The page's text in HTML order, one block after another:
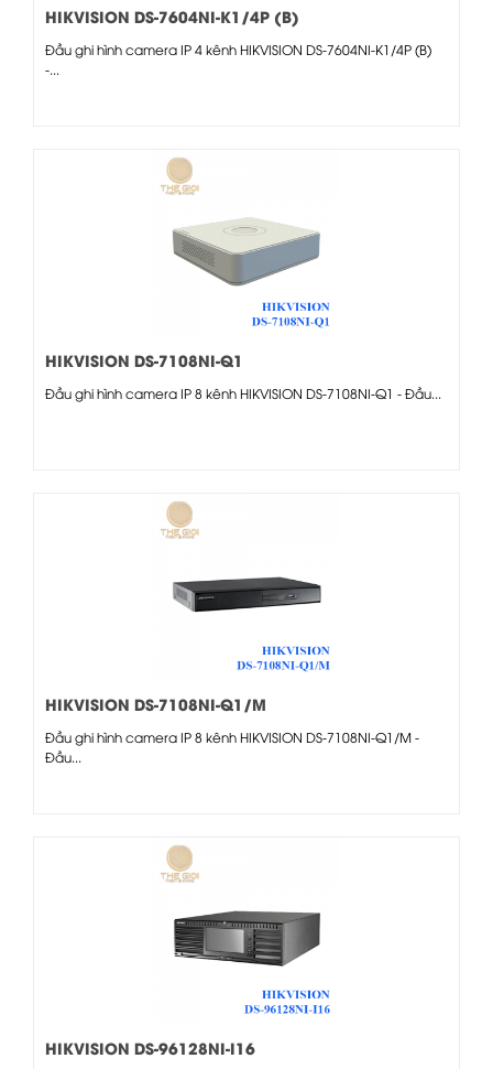
HIKVISION DS-7604NI-K1/4P (B)
Đầu ghi hình camera IP 4 kênh HIKVISION DS-7604NI-K1/4P (B)
-...
HIKVISION DS-7108NI-Q1
Đầu ghi hình camera IP 8 kênh HIKVISION DS-7108NI-Q1 - Đầu...
HIKVISION DS-7108NI-Q1/M
Đầu ghi hình camera IP 8 kênh HIKVISION DS-7108NI-Q1/M -
Đầu...
HIKVISION DS-96128NI-I16